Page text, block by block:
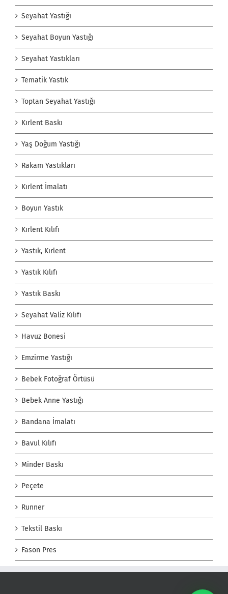
Seyahat Yastığı
Seyahat Boyun Yastığı
Seyahat Yastıkları
Tematik Yastık
Toptan Seyahat Yastığı
Kırlent Baskı
Yaş Doğum Yastığı
Rakam Yastıkları
Kırlent İmalatı
Boyun Yastık
Kırlent Kılıfı
Yastık, Kırlent
Yastık Kılıfı
Yastık Baskı
Seyahat Valiz Kılıfı
Havuz Bonesi
Emzirme Yastığı
Bebek Fotoğraf Örtüsü
Bebek Anne Yastığı
Bandana İmalatı
Bavul Kılıfı
Minder Baskı
Peçete
Runner
Tekstil Baskı
Fason Pres